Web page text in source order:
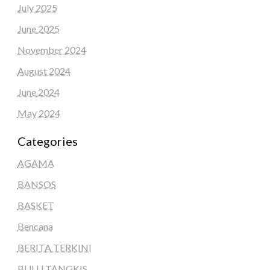
July 2025
June 2025
November 2024
August 2024
June 2024
May 2024
Categories
AGAMA
BANSOS
BASKET
Bencana
BERITA TERKINI